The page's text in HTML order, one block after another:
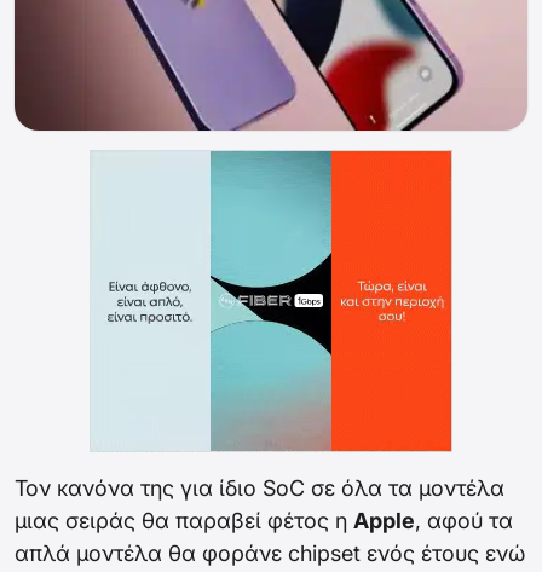
Τον κανόνα της για ίδιο SoC σε όλα τα μοντέλα
μιας σειράς θα παραβεί φέτος η Apple, αφού τα
απλά μοντέλα θα φοράνε chipset ενός έτους ενώ